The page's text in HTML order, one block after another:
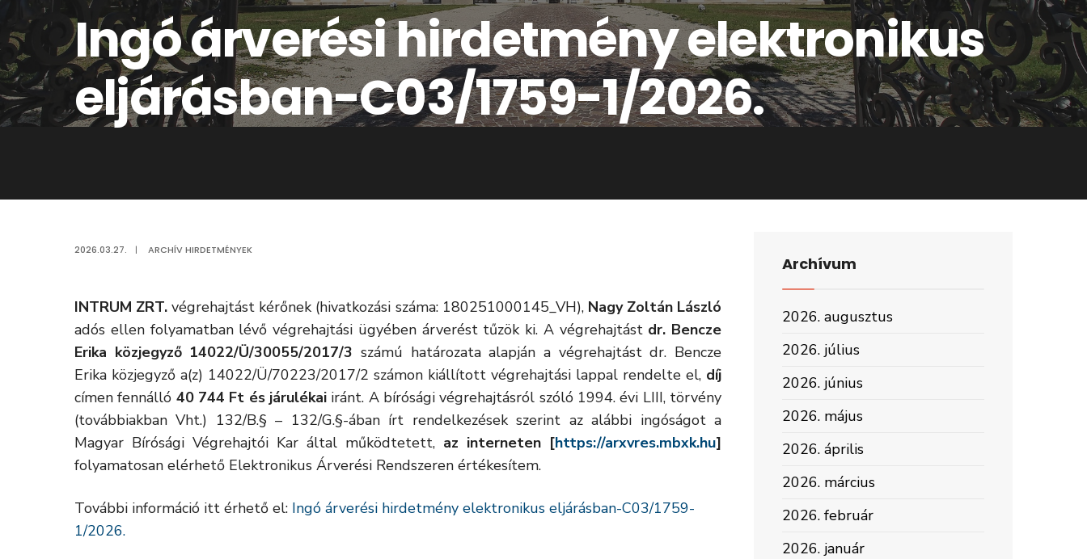
Ingó árverési hirdetmény elektronikus
eljárásban-C03/1759-1/2026.
2026.03.27. | ARCHÍV HIRDETMÉNYEK
INTRUM ZRT. végrehajtást kérőnek (hivatkozási száma: 180251000145_VH), Nagy Zoltán László
adós ellen folyamatban lévő végrehajtási ügyében árverést tűzök ki. A végrehajtást dr. Bencze
Erika közjegyző 14022/Ü/30055/2017/3 számú határozata alapján a végrehajtást dr. Bencze
Erika közjegyző a(z) 14022/Ü/70223/2017/2 számon kiállított végrehajtási lappal rendelte el, díj
címen fennálló 40 744 Ft és járulékai iránt. A bírósági végrehajtásról szóló 1994. évi LIII, törvény
(továbbiakban Vht.) 132/B.§ – 132/G.§-ában írt rendelkezések szerint az alábbi ingóságot a
Magyar Bírósági Végrehajtói Kar által működtetett, az interneten [https://arxvres.mbxk.hu]
folyamatosan elérhető Elektronikus Árverési Rendszeren értékesítem.
További információ itt érhető el: Ingó árverési hirdetmény elektronikus eljárásban-C03/1759-
1/2026.
Archívum
2026. augusztus
2026. július
2026. június
2026. május
2026. április
2026. március
2026. február
2026. január